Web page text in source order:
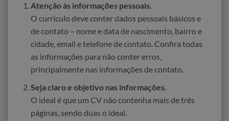
Atenção às informações pessoais.
O currículo deve conter dados pessoais básicos e
de contato – nome e data de nascimento, bairro e
cidade, email e telefone de contato. Confira todas
as informações para não conter erros,
principalmente nas informações de contato.
Seja claro e objetivo nas informações.
O ideal é que um CV não contenha mais de três
páginas, sendo duas o ideal.